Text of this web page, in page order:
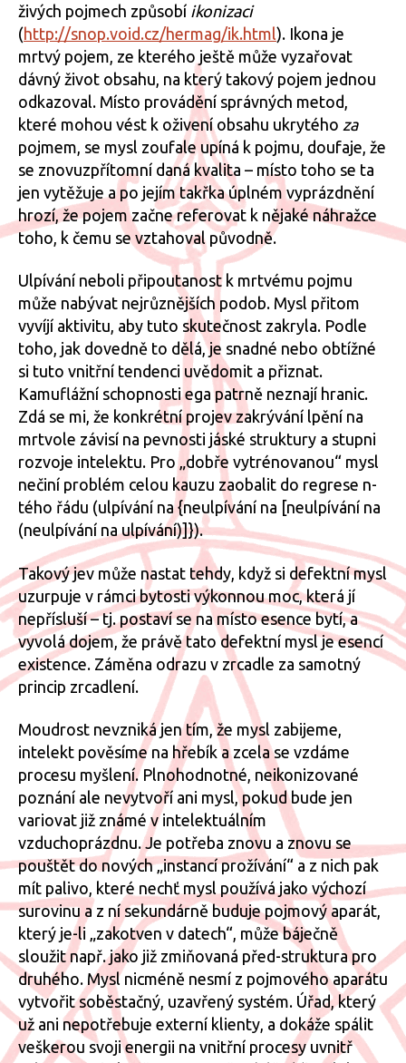
živých pojmech způsobí ikonizaci
(http://snop.void.cz/hermag/ik.html). Ikona je
mrtvý pojem, ze kterého ještě může vyzařovat
dávný život obsahu, na který takový pojem jednou
odkazoval. Místo provádění správných metod,
které mohou vést k oživení obsahu ukrytého za
pojmem, se mysl zoufale upíná k pojmu, doufaje, že
se znovuzpřítomní daná kvalita – místo toho se ta
jen vytěžuje a po jejím takřka úplném vyprázdnění
hrozí, že pojem začne referovat k nějaké náhražce
toho, k čemu se vztahoval původně.
Ulpívání neboli připoutanost k mrtvému pojmu
může nabývat nejrůznějších podob. Mysl přitom
vyvíjí aktivitu, aby tuto skutečnost zakryla. Podle
toho, jak dovedně to dělá, je snadné nebo obtížné
si tuto vnitřní tendenci uvědomit a přiznat.
Kamuflážní schopnosti ega patrně neznají hranic.
Zdá se mi, že konkrétní projev zakrývání lpění na
mrtvole závisí na pevnosti jáské struktury a stupni
rozvoje intelektu. Pro „dobře vytrénovanou“ mysl
nečiní problém celou kauzu zaobalit do regrese n-
tého řádu (ulpívání na {neulpívání na [neulpívání na
(neulpívání na ulpívání)]}).
Takový jev může nastat tehdy, když si defektní mysl
uzurpuje v rámci bytosti výkonnou moc, která jí
nepřísluší – tj. postaví se na místo esence bytí, a
vyvolá dojem, že právě tato defektní mysl je esencí
existence. Záměna odrazu v zrcadle za samotný
princip zrcadlení.
Moudrost nevzniká jen tím, že mysl zabijeme,
intelekt pověsíme na hřebík a zcela se vzdáme
procesu myšlení. Plnohodnotné, neikonizované
poznání ale nevytvoří ani mysl, pokud bude jen
variovat již známé v intelektuálním
vzduchoprázdnu. Je potřeba znovu a znovu se
pouštět do nových „instancí prožívání“ a z nich pak
mít palivo, které nechť mysl používá jako výchozí
surovinu a z ní sekundárně buduje pojmový aparát,
který je-li „zakotven v datech“, může báječně
sloužit např. jako již zmiňovaná před-struktura pro
druhého. Mysl nicméně nesmí z pojmového aparátu
vytvořit soběstačný, uzavřený systém. Úřad, který
už ani nepotřebuje externí klienty, a dokáže spálit
veškerou svoji energii na vnitřní procesy uvnitř